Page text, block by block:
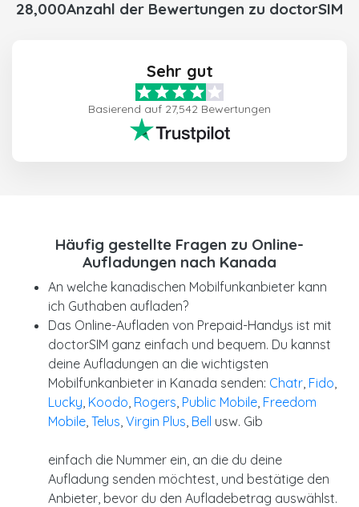
28,000Anzahl der Bewertungen zu doctorSIM
Sehr gut
Basierend auf 27,542 Bewertungen
Häufig gestellte Fragen zu Online-
Aufladungen nach Kanada
An welche kanadischen Mobilfunkanbieter kann
ich Guthaben aufladen?
Das Online-Aufladen von Prepaid-Handys ist mit
doctorSIM ganz einfach und bequem. Du kannst
deine Aufladungen an die wichtigsten
Mobilfunkanbieter in Kanada senden: Chatr Fido
Lucky Koodo Rogers Public Mobile Freedom
Mobile Telus Virgin Plus Bell usw. Gib
einfach die Nummer ein, an die du deine
Aufladung senden möchtest, und bestätige den
Anbieter, bevor du den Aufladebetrag auswählst.